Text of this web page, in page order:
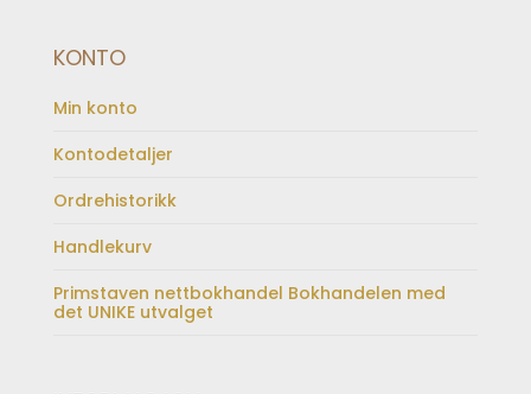
KONTO
Min konto
Kontodetaljer
Ordrehistorikk
Handlekurv
Primstaven nettbokhandel Bokhandelen med
det UNIKE utvalget